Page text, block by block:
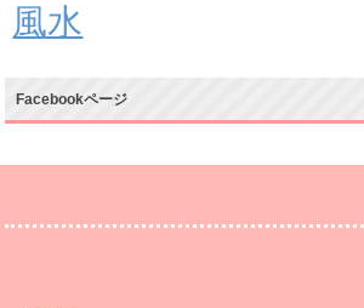
風水
Facebookページ